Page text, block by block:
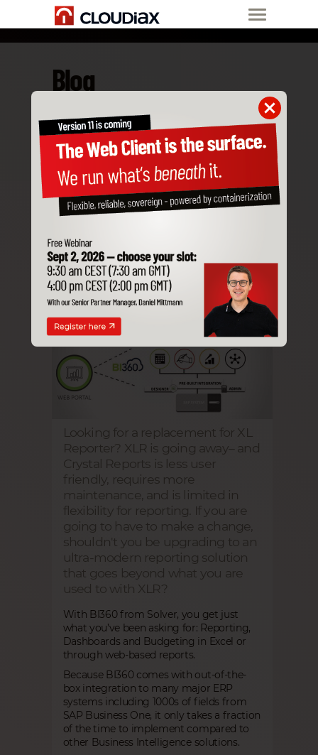
Blog
30. Oct 17
BI360: Reporting,
Dashboards and
budgeting live on
SAP B1
Looking for a replacement for XL
Reporter? XLR is going away– and
Crystal Reports is less user
friendly, requires more
maintenance, and is limited in
flexibility for reporting. If you are
going to have to make a change,
shouldn't you be upgrading to an
ultra-modern reporting solution
that goes beyond what you are
used to with XLR?
With BI360 from Solver, you get just
what you’ve been asking for: Reporting,
Dashboards and Budgeting in Excel or
through web-based reports.
Because BI360 comes with out-of-the-
box integration to many major ERP
systems including 1000s of fields from
SAP Business One, it only takes a fraction
of the time to implement compared to
other Business Intelligence solutions.